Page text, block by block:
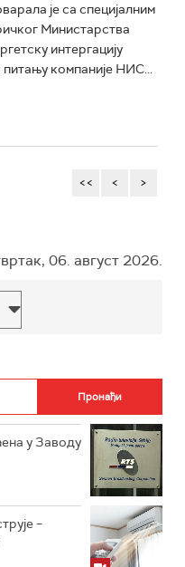
је са специјалним
Министарства
интергацију
компаније НИС...
<< < >
06. август 2026.
у Заводу
–